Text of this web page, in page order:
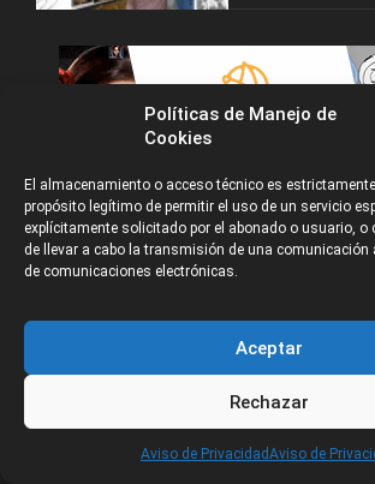
Políticas de Manejo de
Cookies
El almacenamiento o acceso técnico es
propósito legítimo de permitir el uso de un servicio
explícitamente solicitado por el abonado o usuario, o
de llevar a cabo la transmisión de una comunicación
de comunicaciones electrónicas.
Aceptar
Rechazar
Aviso de PrivacidadAviso de